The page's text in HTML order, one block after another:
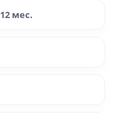
мес.